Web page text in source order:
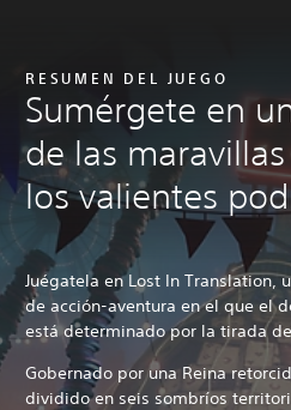
RESUMEN DEL JUEGO
Sumérgete en
de las
los valientes
Juégatela en Lost In Translation,
de acción-aventura en el que el
está determinado por la tirada
Gobernado por una Reina
dividido en seis sombríos